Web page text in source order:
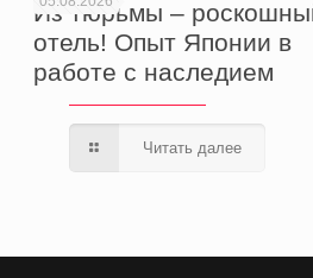
Из тюрьмы –
отель! Опыт Японии в
работе с наследием
Читать далее